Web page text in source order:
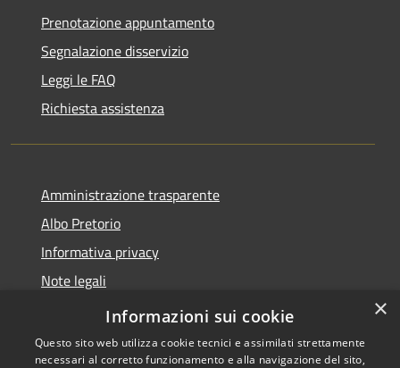
Prenotazione appuntamento
Segnalazione disservizio
Leggi le FAQ
Richiesta assistenza
Amministrazione trasparente
Albo Pretorio
Informativa privacy
Note legali
Dichiarazione di accessibilità
×
Informazioni sui cookie
Questo sito web utilizza cookie tecnici e assimilati strettamente
necessari al corretto funzionamento e alla navigazione del sito,